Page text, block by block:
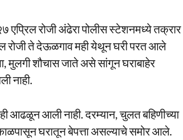
एप्रिल रोजी अंढेरा पोलीस स्टेशनमध्ये तक्रार
रोजी ते देऊळगाव मही येथून घरी परत आले
मुलगी शौचास जाते असे सांगून घराबाहेर
नाही.
आढळून आली नाही. दरम्यान, चुलत बहिणीच्या
घरातून बेपत्ता असल्याचे समोर आले.